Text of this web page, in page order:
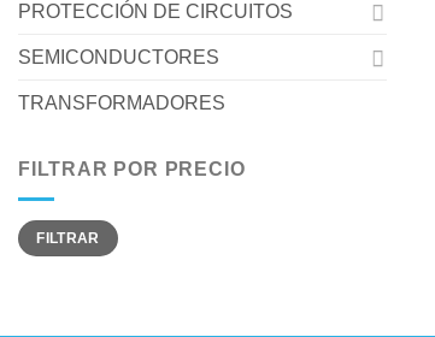
PROTECCIÓN DE CIRCUITOS
SEMICONDUCTORES
TRANSFORMADORES
FILTRAR POR PRECIO
Precio
mínimo
Precio
máximo
FILTRAR